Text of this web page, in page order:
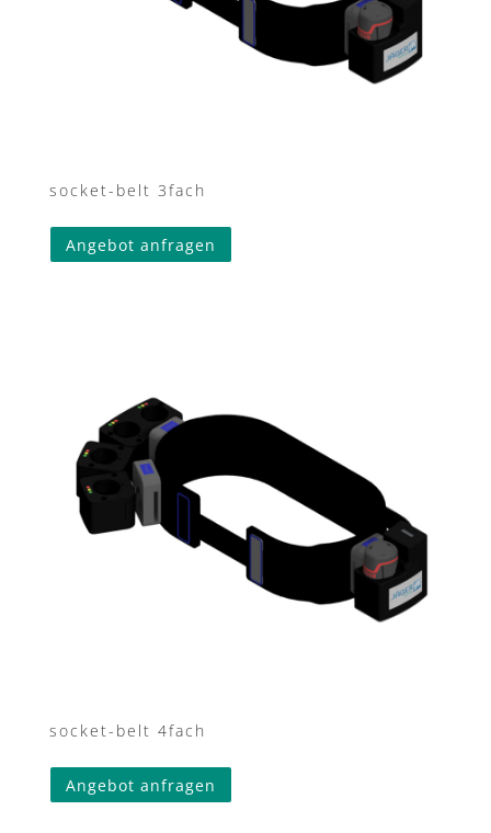
socket-belt 3fach
Angebot anfragen
socket-belt 4fach
Angebot anfragen